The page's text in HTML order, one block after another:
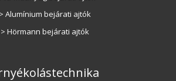
> Alumínium bejárati ajtók
> Hörmann bejárati ajtók